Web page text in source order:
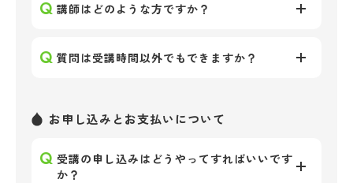
講師はどのような方ですか？
質問は受講時間以外でもできますか？
お申し込みとお支払いについて
受講の申し込みはどうやってすればいいです
か？